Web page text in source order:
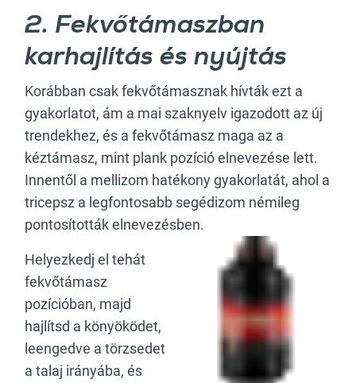
2. Fekvőtámaszban
karhajlítás és nyújtás
Korábban csak fekvőtámasznak hívták ezt a
gyakorlatot, ám a mai szaknyelv igazodott az új
trendekhez, és a fekvőtámasz maga az a
kéztámasz, mint plank pozíció elnevezése lett.
Innentől a mellizom hatékony gyakorlatát, ahol a
tricepsz a legfontosabb segédizom némileg
pontosították elnevezésben.
Helyezkedj el tehát
fekvőtámasz
pozícióban, majd
hajlítsd a könyöködet,
leengedve a törzsedet
a talaj irányába, és